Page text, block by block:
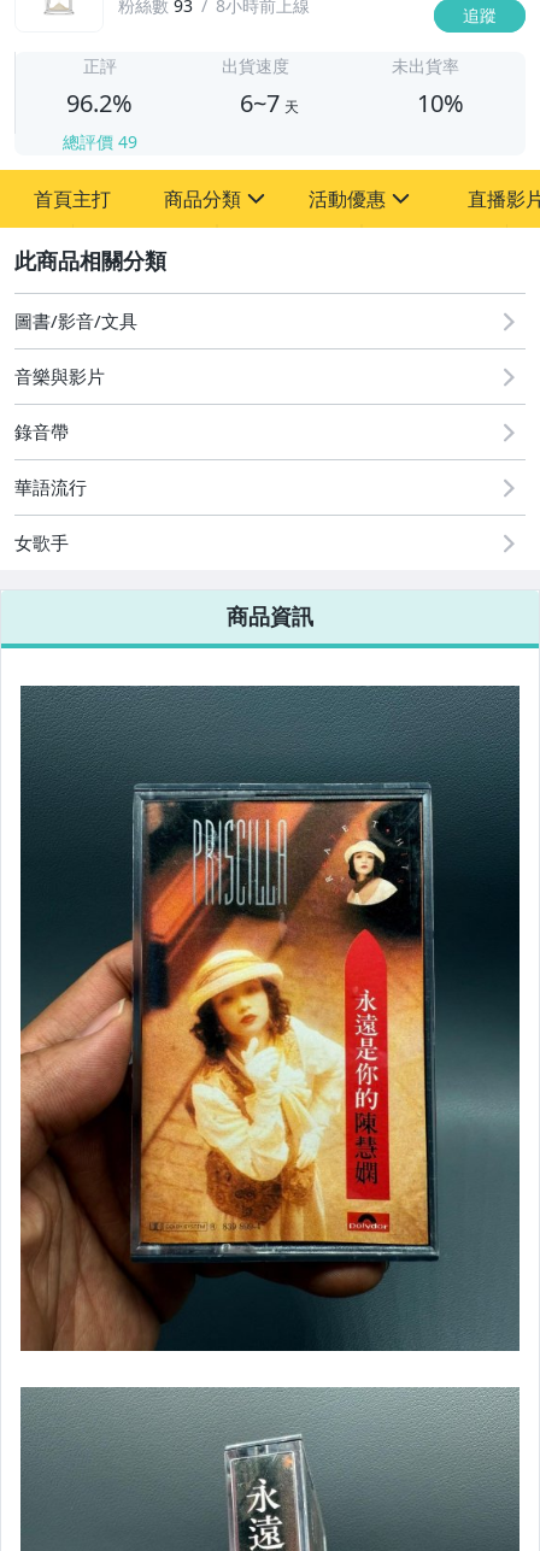
粉絲數 93 8小時前上線 追蹤
正評
96.2%
總評價 49
出貨速度
6~7 天
未出貨率
10%
首頁主打 商品分類
其它
活動優惠
[全店] 粉絲專享
[全店] 週年慶
直播影
圖書/影音/文具
音樂與影片
錄音帶
華語流行
女歌手
商品資訊